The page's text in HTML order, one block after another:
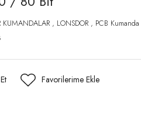
KUMANDALAR , LONSDOR , PCB Kumanda